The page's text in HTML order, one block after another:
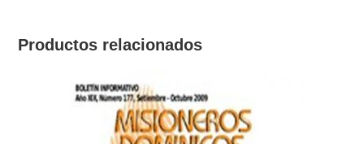
Productos relacionados